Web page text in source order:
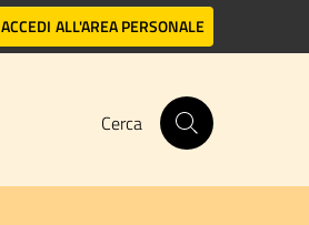
ACCEDI ALL'AREA PERSONALE
Cerca